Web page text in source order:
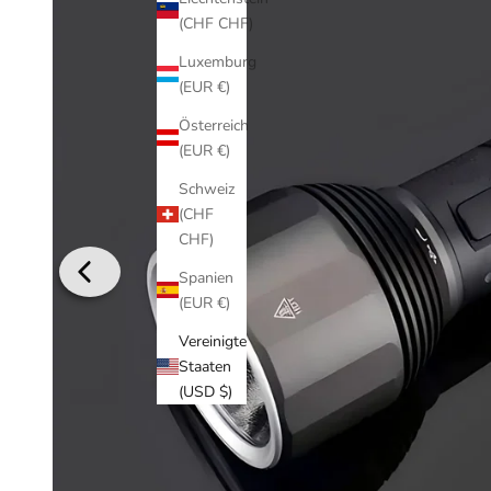
(CHF CHF)
Luxemburg
(EUR €)
Österreich
(EUR €)
Schweiz
(CHF
CHF)
Spanien
(EUR €)
Vereinigte
Staaten
(USD $)